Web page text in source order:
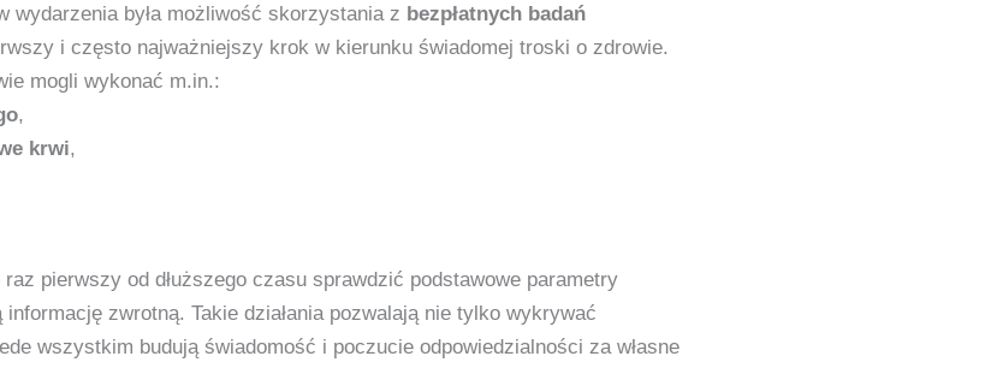
wydarzenia była możliwość skorzystania z bezpłatnych badań
i często najważniejszy krok w kierunku świadomej troski o zdrowie.
mogli wykonać m.in.:
,
krwi,
pierwszy od dłuższego czasu sprawdzić podstawowe parametry
zwrotną. Takie działania pozwalają nie tylko wykrywać
wszystkim budują świadomość i poczucie odpowiedzialności za własne